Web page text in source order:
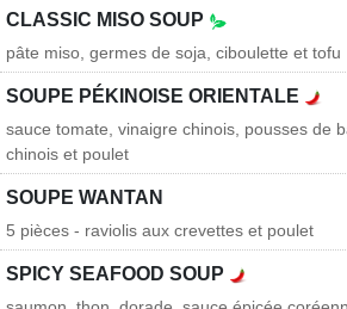
CLASSIC MISO SOUP
pâte miso, germes de soja, ciboulette et tofu
SOUPE PÉKINOISE ORIENTALE
sauce tomate, vinaigre chinois, pousses de
chinois et poulet
SOUPE WANTAN
5 pièces - raviolis aux crevettes et poulet
SPICY SEAFOOD SOUP